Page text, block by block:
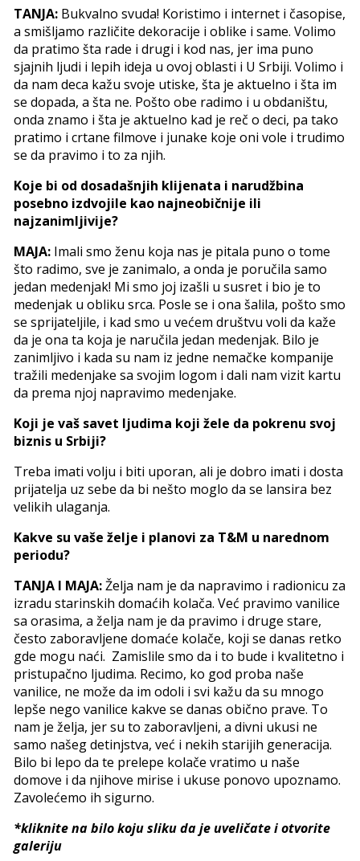
TANJA:Bukvalno svuda! Koristimo i internet i časopise,
a smišljamo različite dekoracije i oblike i same. Volimo
da pratimo šta rade i drugi i kod nas, jer ima puno
sjajnih ljudi i lepih ideja u ovoj oblasti i U Srbiji. Volimo i
da nam deca kažu svoje utiske, šta je aktuelno i šta im
se dopada, a šta ne. Pošto obe radimo i u obdaništu,
onda znamo i šta je aktuelno kad je reč o deci, pa tako
pratimo i crtane filmove i junake koje oni vole i trudimo
se da pravimo i to za njih.
Koje bi od dosadašnjih klijenata i narudžbina
posebno izdvojile kao najneobičnije ili
najzanimljivije?
MAJA: Imali smo ženu koja nas je pitala puno o tome
što radimo, sve je zanimalo, a onda je poručila samo
jedan medenjak! Mi smo joj izašli u susret i bio je to
medenjak u obliku srca. Posle se i ona šalila, pošto smo
se sprijateljile, i kad smo u većem društvu voli da kaže
da je ona ta koja je naručila jedan medenjak. Bilo je
zanimljivo i kada su nam iz jedne nemačke kompanije
tražili medenjake sa svojim logom i dali nam vizit kartu
da prema njoj napravimo medenjake.
Koji je vaš savet ljudima koji žele da pokrenu svoj
biznis u Srbiji?
Treba imati volju i biti uporan, ali je dobro imati i dosta
prijatelja uz sebe da bi nešto moglo da se lansira bez
velikih ulaganja.
Kakve su vaše želje i planovi za T&M u narednom
periodu?
TANJA I MAJA:Želja nam je da napravimo i radionicu za
izradu starinskih domaćih kolača. Već pravimo vanilice
sa orasima, a želja nam je da pravimo i druge stare,
često zaboravljene domaće kolače, koji se danas retko
gde mogu naći. Zamislile smo da i to bude i kvalitetno i
pristupačno ljudima. Recimo, ko god proba naše
vanilice, ne može da im odoli i svi kažu da su mnogo
lepše nego vanilice kakve se danas obično prave. To
nam je želja, jer su to zaboravljeni, a divni ukusi ne
samo našeg detinjstva, već i nekih starijih generacija.
Bilo bi lepo da te prelepe kolače vratimo u naše
domove i da njihove mirise i ukuse ponovo upoznamo.
Zavolećemo ih sigurno.
*kliknite na bilo koju sliku da je uveličate i otvorite
galeriju